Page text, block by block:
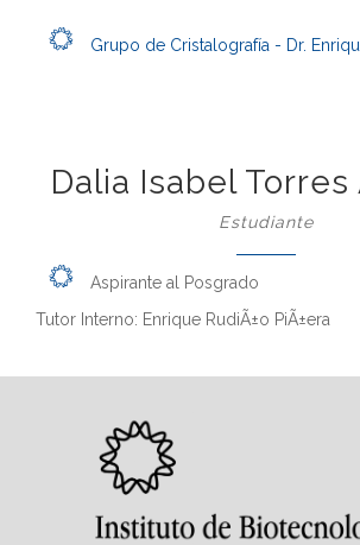
Grupo de Cristalografía - Dr.
Dalia Isabel
Estudiante
Aspirante al Posgrado
Tutor Interno: Enrique RudiÃ±o PiÃ±era